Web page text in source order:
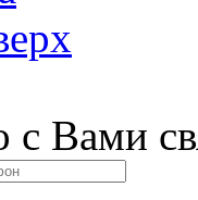
с Вами